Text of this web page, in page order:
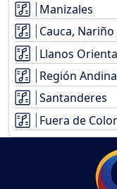
Manizales
Cauca,
Llanos
Región Andina
Santanderes
Fuera de